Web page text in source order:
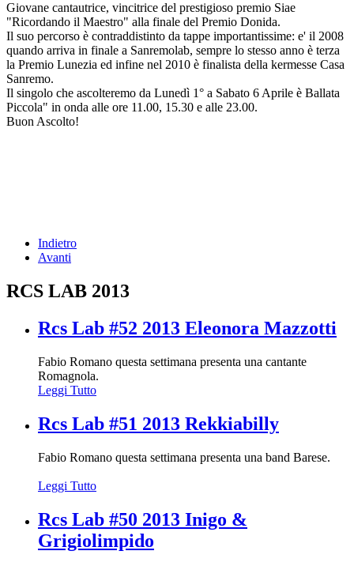
Giovane cantautrice, vincitrice del prestigioso premio Siae
"Ricordando il Maestro" alla finale del Premio Donida.
Il suo percorso è contraddistinto da tappe importantissime: e' il 2008
quando arriva in finale a Sanremolab, sempre lo stesso anno è terza
la Premio Lunezia ed infine nel 2010 è finalista della kermesse Casa
Sanremo.
Il singolo che ascolteremo da Lunedì 1° a Sabato 6 Aprile è Ballata
Piccola" in onda alle ore 11.00, 15.30 e alle 23.00.
Buon Ascolto!
Indietro
Avanti
RCS LAB 2013
Rcs Lab #52 2013 Eleonora Mazzotti
Fabio Romano questa settimana presenta una cantante
Romagnola.
Leggi Tutto
Rcs Lab #51 2013 Rekkiabilly
Fabio Romano questa settimana presenta una band Barese.
Leggi Tutto
Rcs Lab #50 2013 Inigo &
Grigiolimpido